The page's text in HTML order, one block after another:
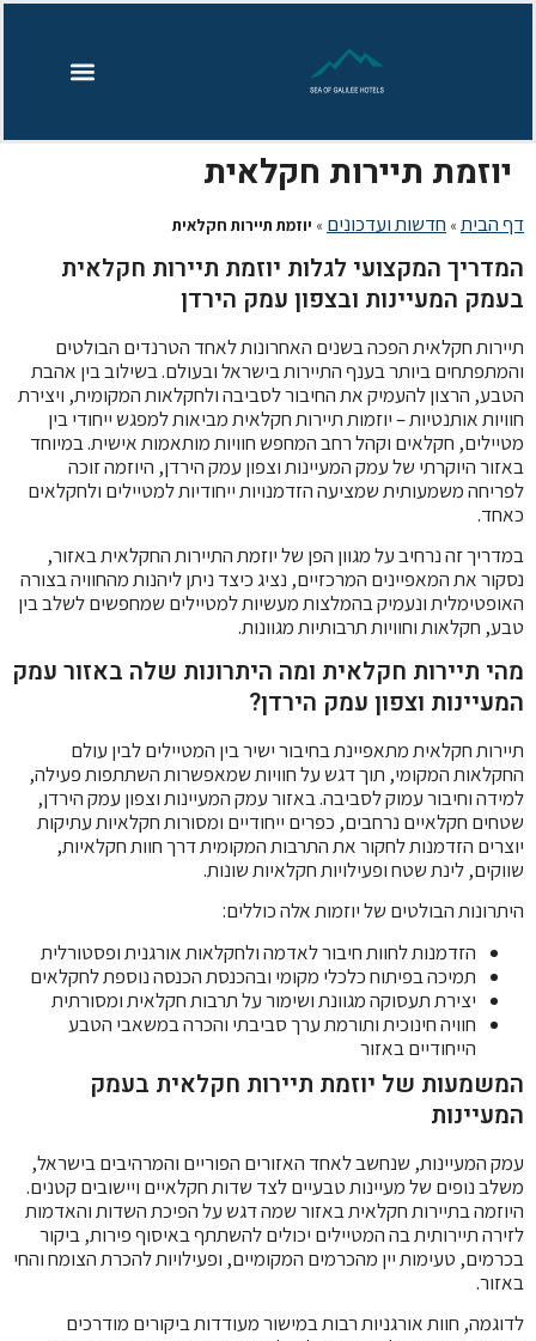
לתוכן
יוזמת תיירות חקלאית
דף הבית» חדשות ועדכונים » יוזמת תיירות חקלאית
המדריך המקצועי לגלות יוזמת תיירות חקלאית
בעמק המעיינות ובצפון עמק הירדן
תיירות חקלאית הפכה בשנים האחרונות לאחד הטרנדים הבולטים
והמתפתחים ביותר בענף התיירות בישראל ובעולם. בשילוב בין אהבת
הטבע, הרצון להעמיק את החיבור לסביבה ולחקלאות המקומית, ויצירת
חוויות אותנטיות – יוזמות תיירות חקלאית מביאות למפגש ייחודי בין
מטיילים, חקלאים וקהל רחב המחפש חוויות מותאמות אישית. במיוחד
באזור היוקרתי של עמק המעיינות וצפון עמק הירדן, היוזמה זוכה
לפריחה משמעותית שמציעה הזדמנויות ייחודיות למטיילים ולחקלאים
כאחד.
במדריך זה נרחיב על מגוון הפן של יוזמת התיירות החקלאית באזור,
נסקור את המאפיינים המרכזיים, נציג כיצד ניתן ליהנות מהחוויה בצורה
האופטימלית ונעמיק בהמלצות מעשיות למטיילים שמחפשים לשלב בין
טבע, חקלאות וחוויות תרבותיות מגוונות.
מהי תיירות חקלאית ומה היתרונות שלה באזור עמק
המעיינות וצפון עמק הירדן?
תיירות חקלאית מתאפיינת בחיבור ישיר בין המטיילים לבין עולם
החקלאות המקומי, תוך דגש על חוויות שמאפשרות השתתפות פעילה,
למידה וחיבור עמוק לסביבה. באזור עמק המעיינות וצפון עמק הירדן,
שטחים חקלאיים נרחבים, כפרים ייחודיים ומסורות חקלאיות עתיקות
יוצרים הזדמנות לחקור את התרבות המקומית דרך חוות חקלאיות,
שווקים, לינת שטח ופעילויות חקלאיות שונות.
היתרונות הבולטים של יוזמות אלה כוללים:
הזדמנות לחוות חיבור לאדמה ולחקלאות אורגנית ופסטורלית
תמיכה בפיתוח כלכלי מקומי ובהכנסת הכנסה נוספת לחקלאים
יצירת תעסוקה מגוונת ושימור על תרבות חקלאית ומסורתית
חוויה חינוכית ותורמת ערך סביבתי והכרה במשאבי הטבע
הייחודיים באזור
המשמעות של יוזמת תיירות חקלאית בעמק
המעיינות
עמק המעיינות, שנחשב לאחד האזורים הפוריים והמרהיבים בישראל,
משלב נופים של מעיינות טבעיים לצד שדות חקלאיים ויישובים קטנים.
היוזמה בתיירות חקלאית באזור שמה דגש על הפיכת השדות והאדמות
לזירה תיירותית בה המטיילים יכולים להשתתף באיסוף פירות, ביקור
בכרמים, טעימות יין מהכרמים המקומיים, ופעילויות להכרת הצומח והחי
באזור.
לדוגמה, חוות אורגניות רבות במישור מעודדות ביקורים מודרכים